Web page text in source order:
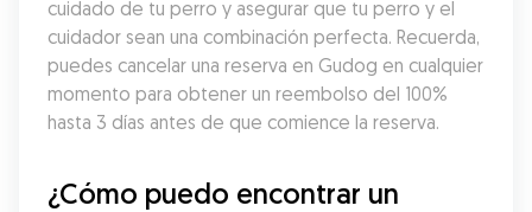
cuidado de tu perro y asegurar que tu perro y el
cuidador sean una combinación perfecta. Recuerda,
puedes cancelar una reserva en Gudog en cualquier
momento para obtener un reembolso del 100%
hasta 3 días antes de que comience la reserva.
¿Cómo puedo encontrar un